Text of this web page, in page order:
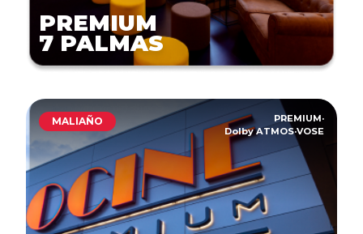
PREMIUM
7 PALMAS
MALIAÑO PREMIUM·
Dolby ATMOS·VOSE